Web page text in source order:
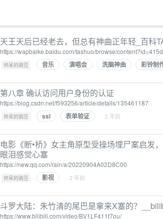
天王天后已经老去，但总有神曲正年轻_百科
https://wapbaike.baidu.com/tashuo/browse/
帅呆的豌豆 · 音乐 演唱会 洗脑神曲 彩铃制
第八章 确认访问用户身份的认证
https://blog.csdn.net/f593256/article/details/135461187
帅呆的豌豆 · ssl 表单验证 · 2 年前
电影《断•桥》女主角原型受操场埋尸案启发
眼泪感觉心塞
https://new.qq.com/rain/a/20220904A02D8C00
帅呆的豌豆 · 影视 · 2 年前
斗罗大陆：朱竹清的尾巴是拿来X塞的？
https://www.bilibili.com/video/BV1LF411t7ou/